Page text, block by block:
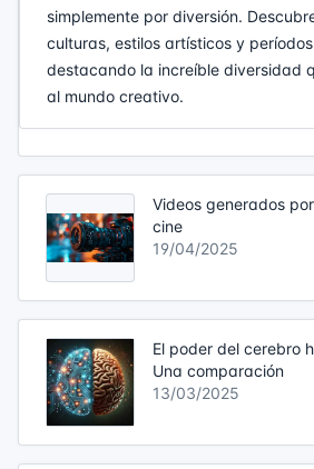
simplemente por diversión.
culturas, estilos artísticos y
destacando la increíble diversidad
al mundo creativo.
Videos generados
cine
19/04/2025
El poder del cerebro
Una comparación
13/03/2025